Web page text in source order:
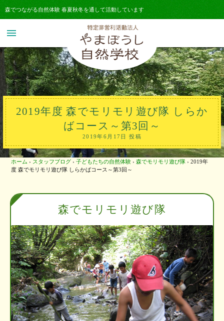
森でつながる自然体験 春夏秋冬を通して活動しています
menu
2019年度 森でモリモリ遊び隊 しらか
ばコース～第3回～
2019年6月17日 投稿
ホーム › スタッフブログ › 子どもたちの自然体験 › 森でモリモリ遊び隊 › 2019年
度 森でモリモリ遊び隊 しらかばコース～第3回～
森でモリモリ遊び隊